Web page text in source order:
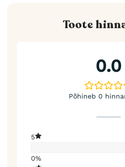
Toote
0.0
Põhineb 0
5
0%